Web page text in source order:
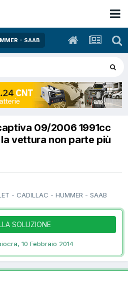
- SAAB
09/2006 1991cc
la vettura non parte più
- CADILLAC - HUMMER - SAAB
SOLUZIONE
10 Febbraio 2014